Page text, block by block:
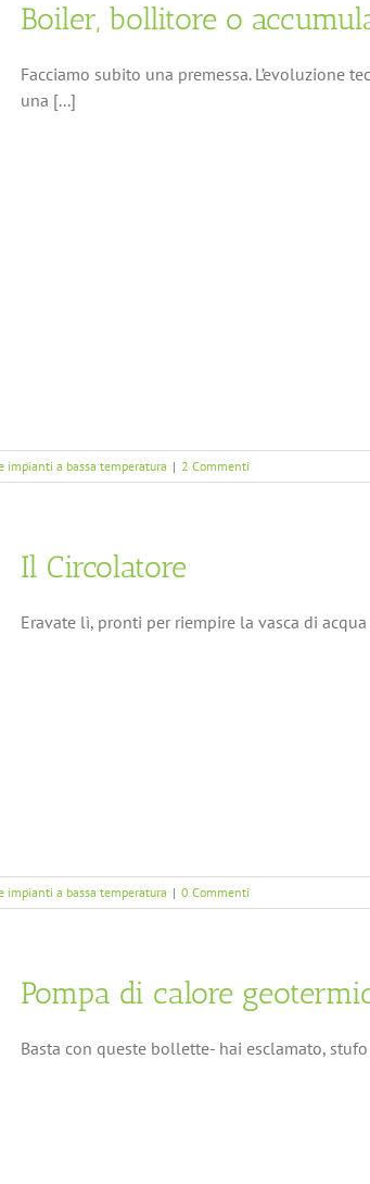
Boiler, bollitore o
Facciamo subito una premessa. L’evoluzione
una [...]
impianti a bassa temperatura | 2 Commenti
Il Circolatore
Eravate lì, pronti per riempire la vasca di
impianti a bassa temperatura | 0 Commenti
Pompa di calore
Basta con queste bollette- hai esclamato,